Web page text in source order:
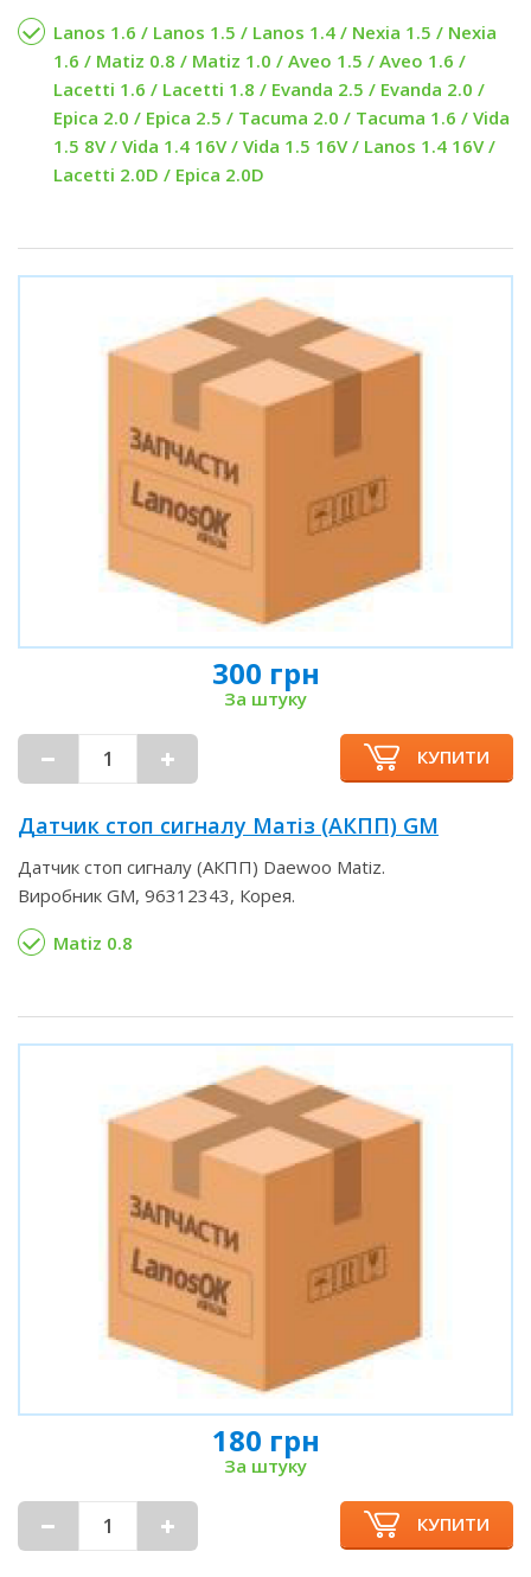
Lanos 1.6 / Lanos 1.5 / Lanos 1.4 / Nexia 1.5 / Nexia
1.6 / Matiz 0.8 / Matiz 1.0 / Aveo 1.5 / Aveo 1.6 /
Lacetti 1.6 / Lacetti 1.8 / Evanda 2.5 / Evanda 2.0 /
Epica 2.0 / Epica 2.5 / Tacuma 2.0 / Tacuma 1.6 / Vida
1.5 8V / Vida 1.4 16V / Vida 1.5 16V / Lanos 1.4 16V /
Lacetti 2.0D / Epica 2.0D
300 грн
За штуку
КУПИТИ
Датчик стоп сигналу Матіз (АКПП) GM
Датчик стоп сигналу (АКПП) Daewoo Matiz.
Виробник GM, 96312343, Корея.
Matiz 0.8
180 грн
За штуку
КУПИТИ